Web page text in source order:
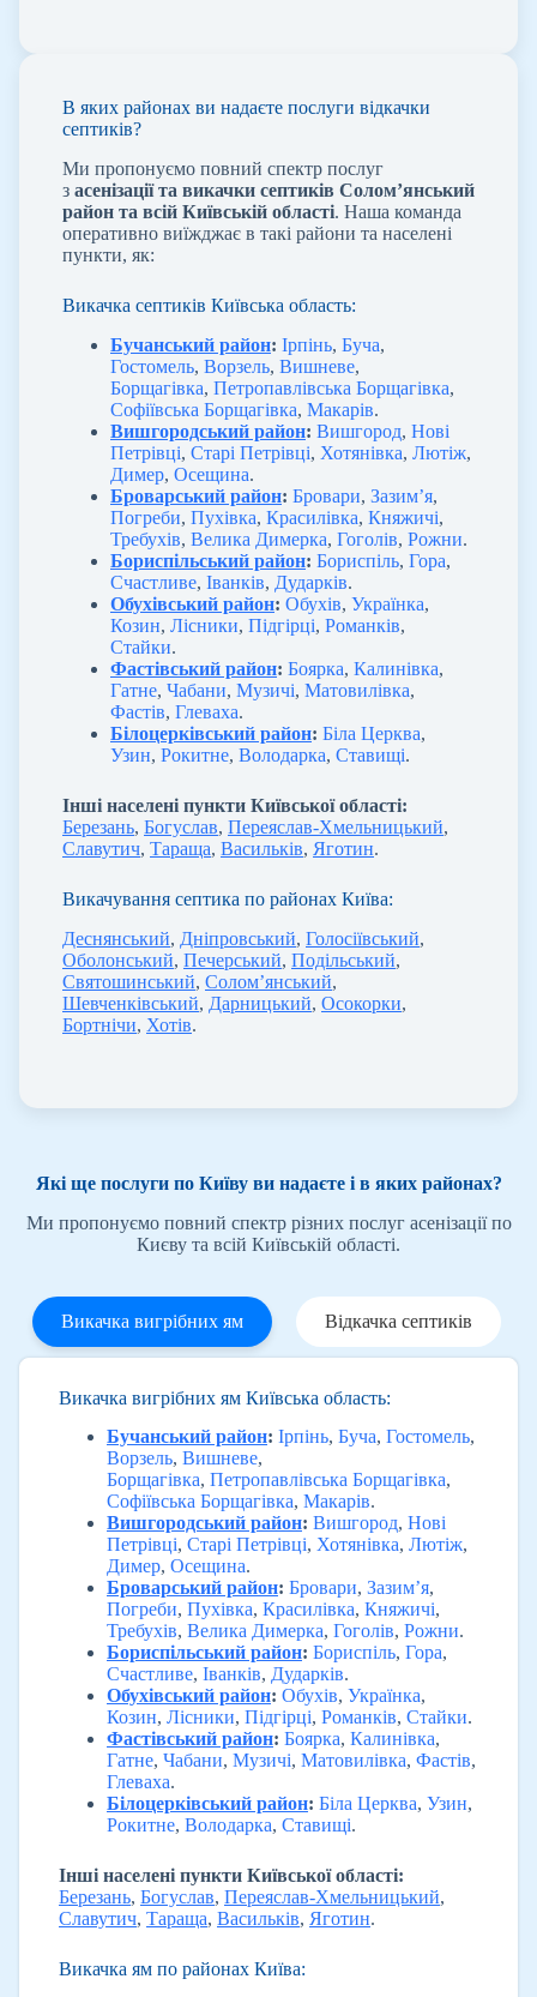
В яких районах ви надаєте послуги відкачки
септиків?
Ми пропонуємо повний спектр послуг
з асенізації та викачки септиків Солом’янський
район та всій Київській області. Наша команда
оперативно виїжджає в такі райони та населені
пункти, як:
Викачка септиків Київська область:
Бучанський район: Ірпінь, Буча,
Гостомель, Ворзель, Вишневе,
Борщагівка, Петропавлівська Борщагівка,
Софіївська Борщагівка, Макарів.
Вишгородський район: Вишгород, Нові
Петрівці, Старі Петрівці, Хотянівка, Лютіж,
Димер, Осещина.
Броварський район: Бровари, Зазим’я,
Погреби, Пухівка, Красилівка, Княжичі,
Требухів, Велика Димерка, Гоголів, Рожни.
Бориспільський район: Бориспіль, Гора,
Счастливе, Іванків, Дударків.
Обухівський район: Обухів, Українка,
Козин, Лісники, Підгірці, Романків,
Стайки.
Фастівський район: Боярка, Калинівка,
Гатне, Чабани, Музичі, Матовилівка,
Фастів, Глеваха.
Білоцерківський район: Біла Церква,
Узин, Рокитне, Володарка, Ставищі.
Інші населені пункти Київської області:
Березань, Богуслав, Переяслав-Хмельницький,
Славутич, Тараща, Васильків, Яготин.
Викачування септика по районах Київа:
Деснянський, Дніпровський, Голосіївський,
Оболонський, Печерський, Подільський,
Святошинський, Солом’янський,
Шевченківський, Дарницький, Осокорки,
Бортнічи, Хотів.
Які ще послуги по Київу ви надаєте і в яких районах?
Ми пропонуємо повний спектр різних послуг асенізації по
Києву та всій Київській області.
Викачка вигрібних ям Відкачка септиків
Викачка вигрібних ям Київська область:
Бучанський район: Ірпінь, Буча, Гостомель,
Ворзель, Вишневе,
Борщагівка, Петропавлівська Борщагівка,
Софіївська Борщагівка, Макарів.
Вишгородський район: Вишгород, Нові
Петрівці, Старі Петрівці, Хотянівка, Лютіж,
Димер, Осещина.
Броварський район: Бровари, Зазим’я,
Погреби, Пухівка, Красилівка, Княжичі,
Требухів, Велика Димерка, Гоголів, Рожни.
Бориспільський район: Бориспіль, Гора,
Счастливе, Іванків, Дударків.
Обухівський район: Обухів, Українка,
Козин, Лісники, Підгірці, Романків, Стайки.
Фастівський район: Боярка, Калинівка,
Гатне, Чабани, Музичі, Матовилівка, Фастів,
Глеваха.
Білоцерківський район: Біла Церква, Узин,
Рокитне, Володарка, Ставищі.
Інші населені пункти Київської області:
Березань, Богуслав, Переяслав-Хмельницький,
Славутич, Тараща, Васильків, Яготин.
Викачка ям по районах Київа: